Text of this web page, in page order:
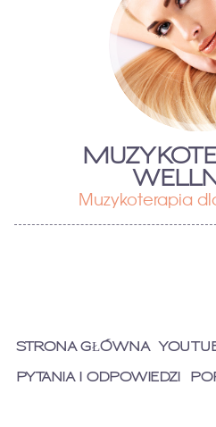
Muzykoterapia
STRONA GŁÓWNA
PYTANIA I ODPOWIEDZI